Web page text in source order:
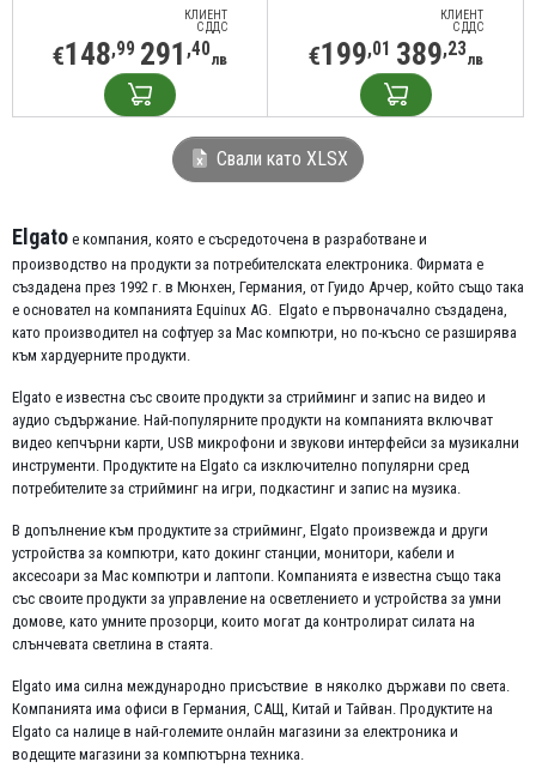
КЛИЕНТ
С ДДС
€148,99 291 ,40лв
КЛИЕНТ
С ДДС
€199,01 389,23лв
Свали като XLSX
Elgato е компания, която е съсредоточена в разработване и
производство на продукти за потребителската електроника. Фирмата е
създадена през 1992 г. в Мюнхен, Германия, от Гуидо Арчер, който също така
е основател на компанията Equinux AG. Elgato е първоначално създадена,
като производител на софтуер за Mac компютри, но по-късно се разширява
към хардуерните продукти.
Elgato е известна със своите продукти за стрийминг и запис на видео и
аудио съдържание. Най-популярните продукти на компанията включват
видео кепчърни карти, USB микрофони и звукови интерфейси за музикални
инструменти. Продуктите на Elgato са изключително популярни сред
потребителите за стрийминг на игри, подкастинг и запис на музика.
В допълнение към продуктите за стрийминг, Elgato произвежда и други
устройства за компютри, като докинг станции, монитори, кабели и
аксесоари за Mac компютри и лаптопи. Компанията е известна също така
със своите продукти за управление на осветлението и устройства за умни
домове, като умните прозорци, които могат да контролират силата на
слънчевата светлина в стаята.
Elgato има силна международно присъствие в няколко държави по света.
Компанията има офиси в Германия, САЩ, Китай и Тайван. Продуктите на
Elgato са налице в най-големите онлайн магазини за електроника и
водещите магазини за компютърна техника.